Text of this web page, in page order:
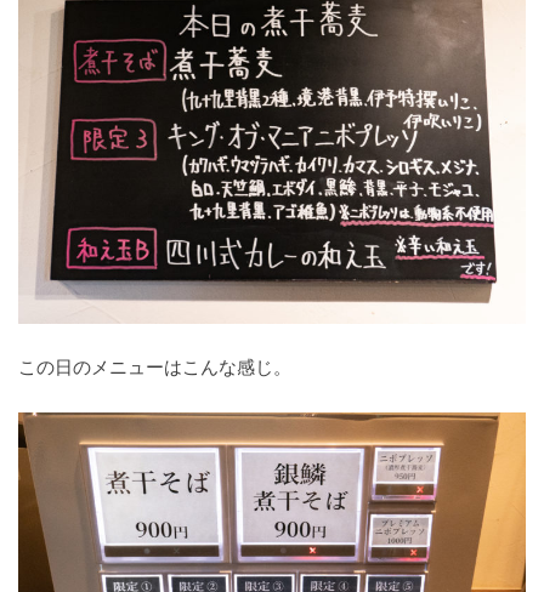
この日のメニューはこんな感じ。